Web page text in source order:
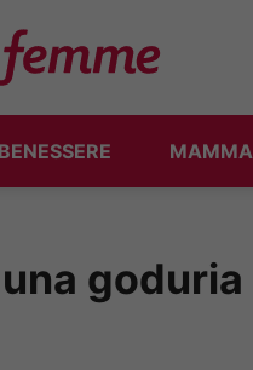
BENESSERE MAMMA
goduria